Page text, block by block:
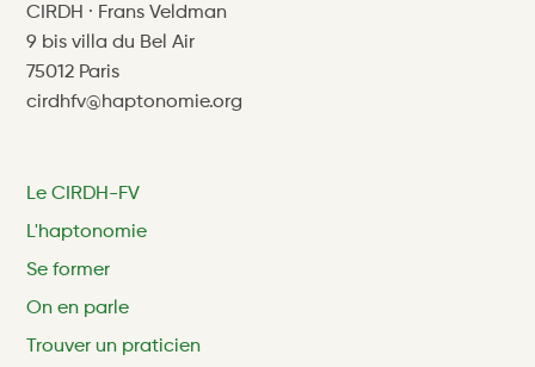
CIRDH · Frans Veldman
9 bis villa du Bel Air
75012 Paris
cirdhfv@haptonomie.org
Le CIRDH-FV
L'haptonomie
Se former
On en parle
Trouver un praticien